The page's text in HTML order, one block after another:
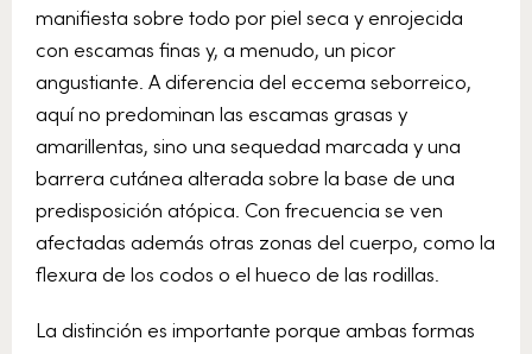
manifiesta sobre todo por piel seca y enrojecida
con escamas finas y, a menudo, un picor
angustiante. A diferencia del eccema seborreico,
aquí no predominan las escamas grasas y
amarillentas, sino una sequedad marcada y una
barrera cutánea alterada sobre la base de una
predisposición atópica. Con frecuencia se ven
afectadas además otras zonas del cuerpo, como la
flexura de los codos o el hueco de las rodillas.
La distinción es importante porque ambas formas